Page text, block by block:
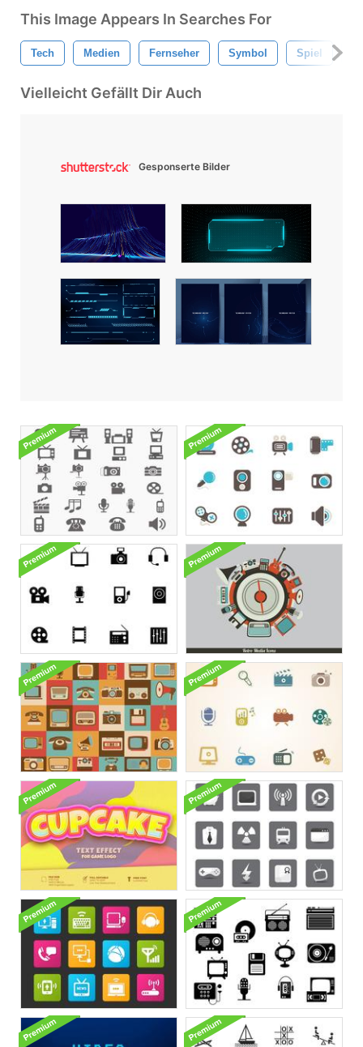
This Image Appears In Searches For
Tech Medien Fernseher Symbol Spiel
Vielleicht Gefällt Dir Auch
Gesponserte Bilder